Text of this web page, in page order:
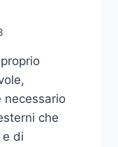
necessario
che
e di